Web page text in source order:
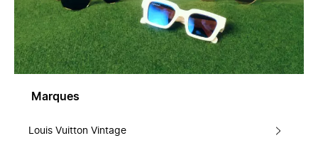
Marques
Louis Vuitton Vintage